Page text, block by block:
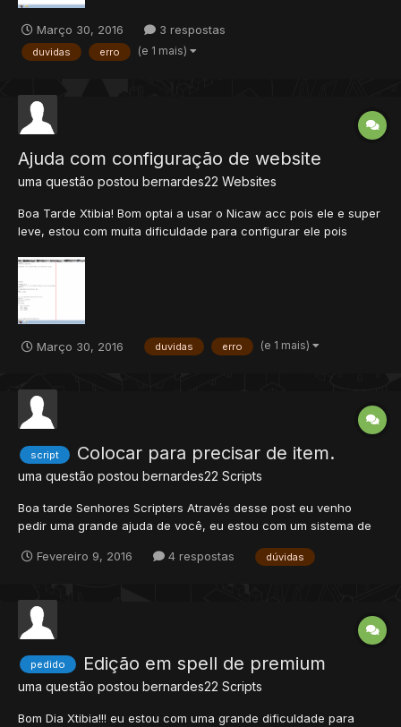
Março 30, 2016 3 respostas
duvidas erro (e 1 mais)
Ajuda com configuração de website
uma questão postou bernardes22 Websites
Boa Tarde Xtibia! Bom optai a usar o Nicaw acc pois ele e super
leve, estou com muita dificuldade para configurar ele pois
conseguindo arrumar isso teria como alguém me ajudar por
favor? vou colocar a imagem do erro e o download dos arqu...
Março 30, 2016 duvidas erro (e 1 mais)
script Colocar para precisar de item.
uma questão postou bernardes22 Scripts
Boa tarde Senhores Scripters Através desse post eu venho
pedir uma grande ajuda de você, eu estou com um sistema de
eu gostaria de ta bloqueando esse comando com o ItemID =
Fevereiro 9, 2016 4 respostas dúvidas
pedido Edição em spell de premium
uma questão postou bernardes22 Scripts
Bom Dia Xtibia!!! eu estou com uma grande dificuldade para